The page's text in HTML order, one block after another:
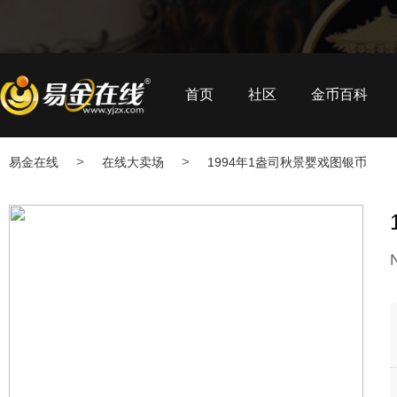
首页 社区 金币百科
易金在线 > 在线大卖场 > 1994年1盎司秋景婴戏图银币